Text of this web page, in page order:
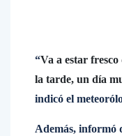
“Va a estar
la tarde, un día
indicó el
Además, informó